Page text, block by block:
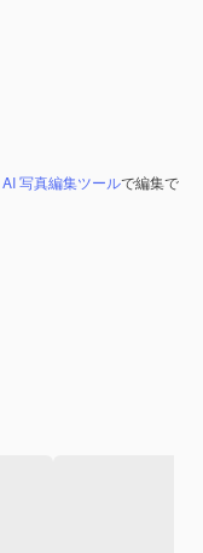
AI 写真編集ツールで編集で